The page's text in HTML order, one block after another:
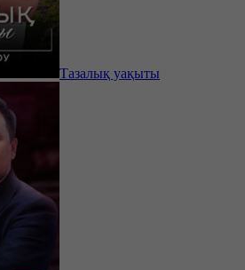
Тазалық уақыты